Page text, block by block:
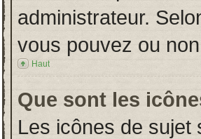
administrateur.
vous pouvez ou
Haut
Que sont les
Les icônes de sujet